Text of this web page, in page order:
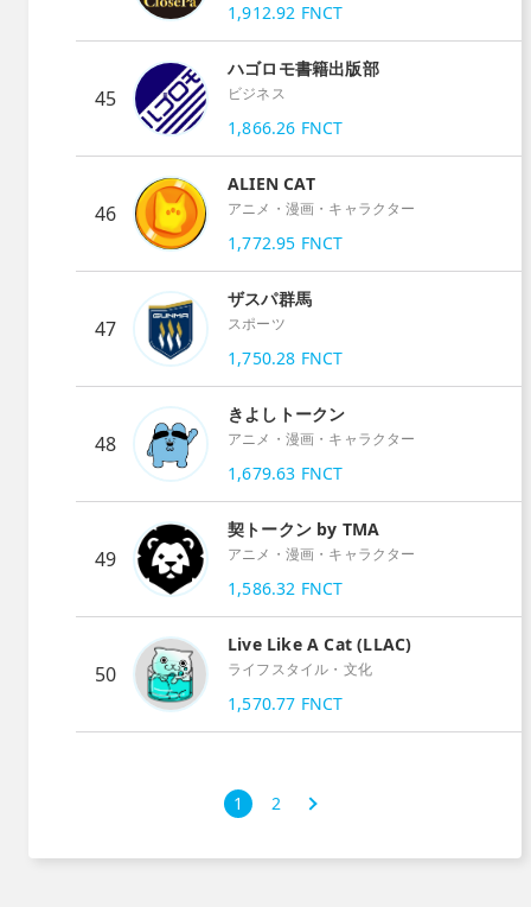
1,912.92 FNCT
45
ハゴロモ書籍出版部
ビジネス
1,866.26 FNCT
46
ALIEN CAT
アニメ・漫画・キャラクター
1,772.95 FNCT
47
ザスパ群馬
スポーツ
1,750.28 FNCT
48
きよしトークン
アニメ・漫画・キャラクター
1,679.63 FNCT
49
契トークン by TMA
アニメ・漫画・キャラクター
1,586.32 FNCT
50
Live Like A Cat (LLAC)
ライフスタイル・文化
1,570.77 FNCT
1 2